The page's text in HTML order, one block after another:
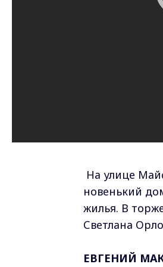
На улице
новенький
жилья. В
Светлана
ЕВГЕНИЙ